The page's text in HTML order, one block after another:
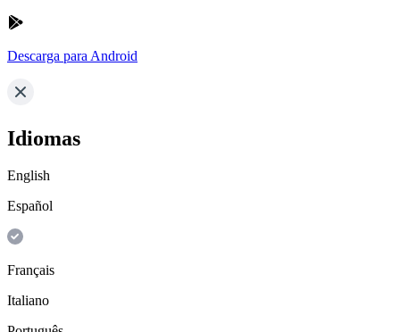
Descarga para Android
Idiomas
English
Español
Français
Italiano